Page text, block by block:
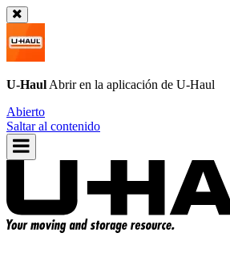
U-Haul Abrir en la aplicación de U-Haul
Abierto
Saltar al contenido